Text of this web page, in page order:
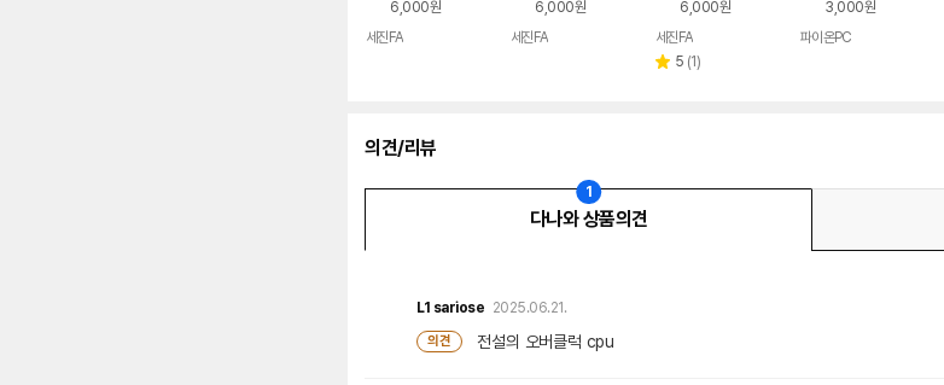
6,000원
세진FA
6,000원
세진FA
6,000원
세진FA
별 5 리
(1)
3,000원
파이온PC
의견/리뷰
다나와 상품의견
1
L1 sariose 2025.06.21.
의견 전설의 오버클럭 cpu